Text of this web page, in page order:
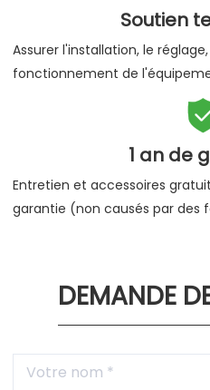
Soutien
Assurer l'installation, le
fonctionnement de
1 an de
Entretien et accessoires
garantie (non causés par des
DEMANDE